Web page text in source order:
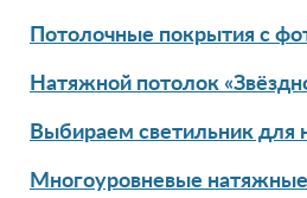
Потолочные покрытия с
Натяжной потолок
Выбираем светильник для
Многоуровневые